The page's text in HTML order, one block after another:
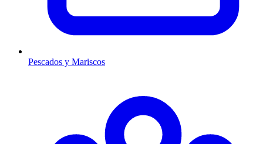
Pescados y Mariscos